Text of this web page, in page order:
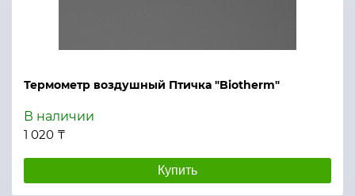
Термометр воздушный Птичка "Biotherm"
В наличии
1 020 ₸
Купить